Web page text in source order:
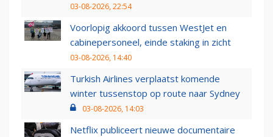
03-08-2026, 22:54
Voorlopig akkoord tussen WestJet en
cabinepersoneel, einde staking in zicht
03-08-2026, 14:40
Turkish Airlines verplaatst komende
winter tussenstop op route naar Sydney
03-08-2026, 14:03
Netflix publiceert nieuwe documentaire